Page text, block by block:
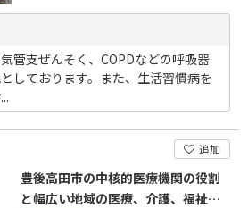
管支ぜんそく、COPDなどの呼吸器
しております。また、生活習慣病を
追加
豊後高田市の中核的医療機関の役割
と幅広い地域の医療、介護、福祉に